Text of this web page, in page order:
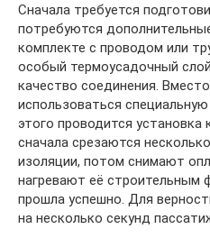
Сначала требуется
потребуются
комплекте с проводом или
особый термоусадочный
качество соединения.
использоваться
этого проводится
сначала срезаются
изоляции, потом снимают
нагревают её строительным
прошла успешно. Для
на несколько секунд